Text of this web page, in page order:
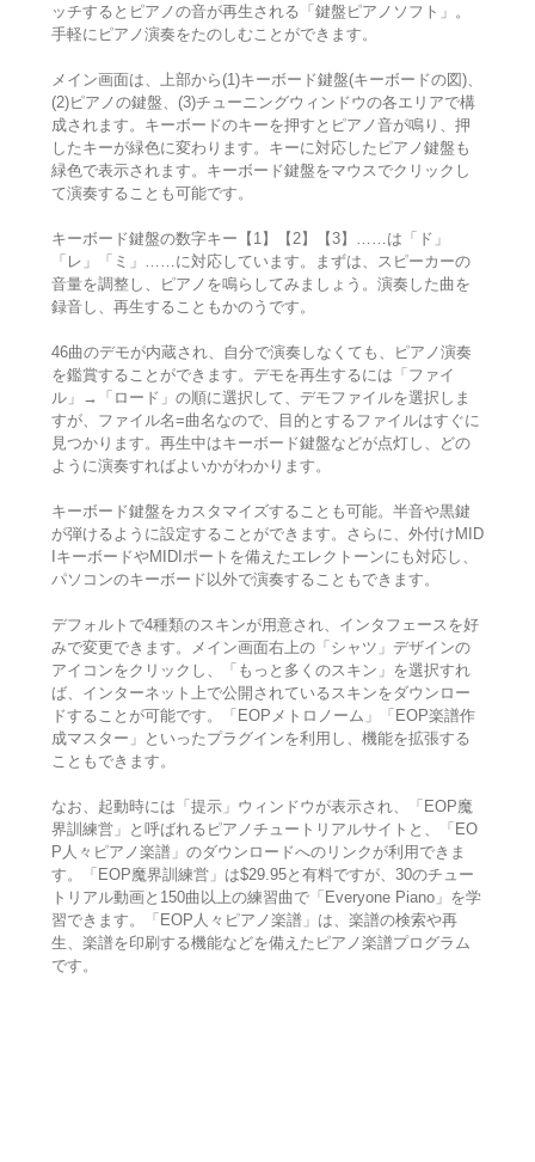
ッチするとピアノの音が再生される「鍵盤ピアノソフト」。
手軽にピアノ演奏をたのしむことができます。
メイン画面は、上部から(1)キーボード鍵盤(キーボードの図)、
(2)ピアノの鍵盤、(3)チューニングウィンドウの各エリアで構
成されます。キーボードのキーを押すとピアノ音が鳴り、押
したキーが緑色に変わります。キーに対応したピアノ鍵盤も
緑色で表示されます。キーボード鍵盤をマウスでクリックし
て演奏することも可能です。
キーボード鍵盤の数字キー【1】【2】【3】……は「ド」
「レ」「ミ」……に対応しています。まずは、スピーカーの
音量を調整し、ピアノを鳴らしてみましょう。演奏した曲を
録音し、再生することもかのうです。
46曲のデモが内蔵され、自分で演奏しなくても、ピアノ演奏
を鑑賞することができます。デモを再生するには「ファイ
ル」→「ロード」の順に選択して、デモファイルを選択しま
すが、ファイル名=曲名なので、目的とするファイルはすぐに
見つかります。再生中はキーボード鍵盤などが点灯し、どの
ように演奏すればよいかがわかります。
キーボード鍵盤をカスタマイズすることも可能。半音や黒鍵
が弾けるように設定することができます。さらに、外付けMID
IキーボードやMIDIポートを備えたエレクトーンにも対応し、
パソコンのキーボード以外で演奏することもできます。
デフォルトで4種類のスキンが用意され、インタフェースを好
みで変更できます。メイン画面右上の「シャツ」デザインの
アイコンをクリックし、「もっと多くのスキン」を選択すれ
ば、インターネット上で公開されているスキンをダウンロー
ドすることが可能です。「EOPメトロノーム」「EOP楽譜作
成マスター」といったプラグインを利用し、機能を拡張する
こともできます。
なお、起動時には「提示」ウィンドウが表示され、「EOP魔
界訓練営」と呼ばれるピアノチュートリアルサイトと、「EO
P人々ピアノ楽譜」のダウンロードへのリンクが利用できま
す。「EOP魔界訓練営」は$29.95と有料ですが、30のチュー
トリアル動画と150曲以上の練習曲で「Everyone Piano」を学
習できます。「EOP人々ピアノ楽譜」は、楽譜の検索や再
生、楽譜を印刷する機能などを備えたピアノ楽譜プログラム
です。